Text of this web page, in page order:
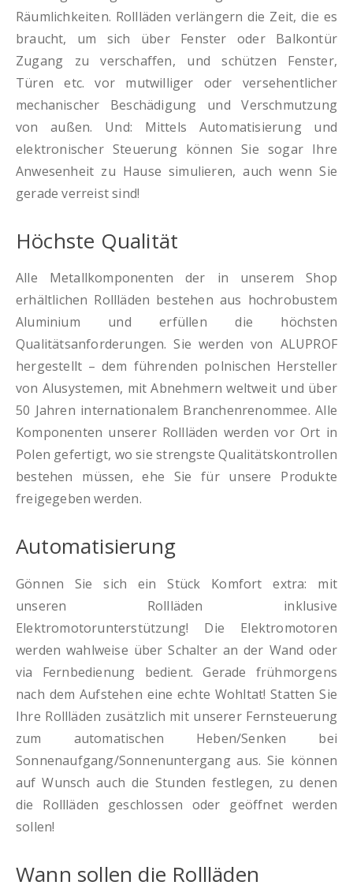
Räumlichkeiten. Rollläden verlängern die Zeit, die es
braucht, um sich über Fenster oder Balkontür
Zugang zu verschaffen, und schützen Fenster,
Türen etc. vor mutwilliger oder versehentlicher
mechanischer Beschädigung und Verschmutzung
von außen. Und: Mittels Automatisierung und
elektronischer Steuerung können Sie sogar Ihre
Anwesenheit zu Hause simulieren, auch wenn Sie
gerade verreist sind!
Höchste Qualität
Alle Metallkomponenten der in unserem Shop
erhältlichen Rollläden bestehen aus hochrobustem
Aluminium und erfüllen die höchsten
Qualitätsanforderungen. Sie werden von ALUPROF
hergestellt – dem führenden polnischen Hersteller
von Alusystemen, mit Abnehmern weltweit und über
50 Jahren internationalem Branchenrenommee. Alle
Komponenten unserer Rollläden werden vor Ort in
Polen gefertigt, wo sie strengste Qualitätskontrollen
bestehen müssen, ehe Sie für unsere Produkte
freigegeben werden.
Automatisierung
Gönnen Sie sich ein Stück Komfort extra: mit
unseren Rollläden inklusive
Elektromotorunterstützung! Die Elektromotoren
werden wahlweise über Schalter an der Wand oder
via Fernbedienung bedient. Gerade frühmorgens
nach dem Aufstehen eine echte Wohltat! Statten Sie
Ihre Rollläden zusätzlich mit unserer Fernsteuerung
zum automatischen Heben/Senken bei
Sonnenaufgang/Sonnenuntergang aus. Sie können
auf Wunsch auch die Stunden festlegen, zu denen
die Rollläden geschlossen oder geöffnet werden
sollen!
Wann sollen die Rollläden